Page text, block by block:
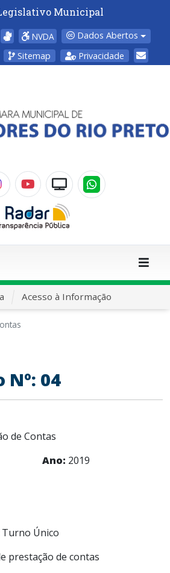
Municipal
NVDA
Dados Abertos
Sitemap Privacidade
Acesso à Informação
Nº: 04
de Contas
Ano: 2019
Turno Único
prestação de contas